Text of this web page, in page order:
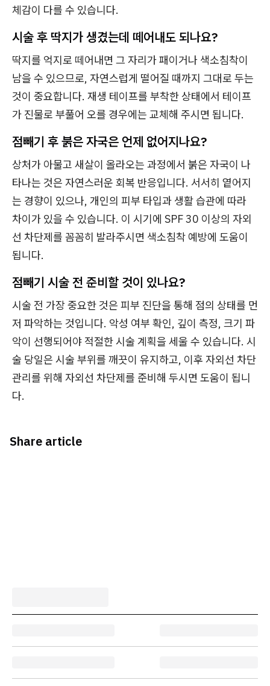
체감이 다를 수 있습니다.
시술 후 딱지가 생겼는데 떼어내도 되나요?
딱지를 억지로 떼어내면 그 자리가 패이거나 색소침착이
남을 수 있으므로, 자연스럽게 떨어질 때까지 그대로 두는
것이 중요합니다. 재생 테이프를 부착한 상태에서 테이프
가 진물로 부풀어 오를 경우에는 교체해 주시면 됩니다.
점빼기 후 붉은 자국은 언제 없어지나요?
상처가 아물고 새살이 올라오는 과정에서 붉은 자국이 나
타나는 것은 자연스러운 회복 반응입니다. 서서히 옅어지
는 경향이 있으나, 개인의 피부 타입과 생활 습관에 따라
차이가 있을 수 있습니다. 이 시기에 SPF 30 이상의 자외
선 차단제를 꼼꼼히 발라주시면 색소침착 예방에 도움이
됩니다.
점빼기 시술 전 준비할 것이 있나요?
시술 전 가장 중요한 것은 피부 진단을 통해 점의 상태를 먼
저 파악하는 것입니다. 악성 여부 확인, 깊이 측정, 크기 파
악이 선행되어야 적절한 시술 계획을 세울 수 있습니다. 시
술 당일은 시술 부위를 깨끗이 유지하고, 이후 자외선 차단
관리를 위해 자외선 차단제를 준비해 두시면 도움이 됩니
다.
Share article